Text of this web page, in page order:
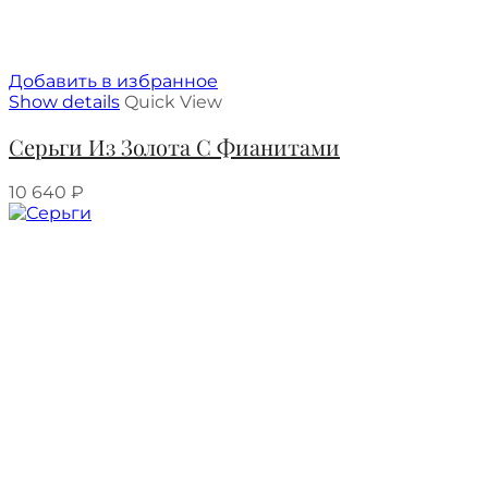
Добавить в избранное
Show details Quick View
Серьги Из Золота С Фианитами
10 640 ₽